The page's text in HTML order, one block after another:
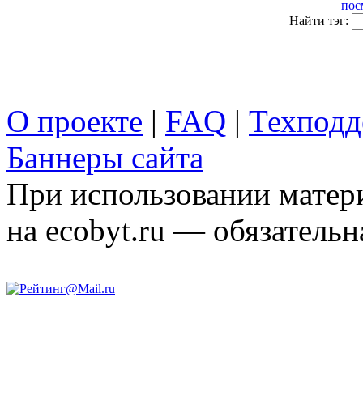
Найти тэг:
О проекте | FAQ |
Баннеры сайта
При использовании
на ecobyt.ru —